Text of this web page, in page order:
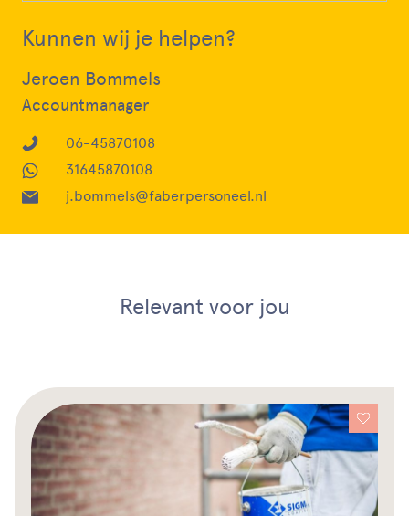
Kunnen wij je helpen?
Jeroen Bommels
Accountmanager
06-45870108
31645870108
j.bommels@faberpersoneel.nl
Relevant voor jou